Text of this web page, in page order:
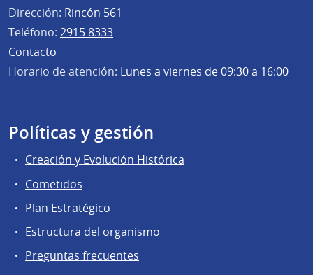
Dirección: Rincón 561
Teléfono: 2915 8333
Contacto
Horario de atención: Lunes a viernes de 09:30 a 16:00
Políticas y gestión
Creación y Evolución Histórica
Cometidos
Plan Estratégico
Estructura del organismo
Preguntas frecuentes